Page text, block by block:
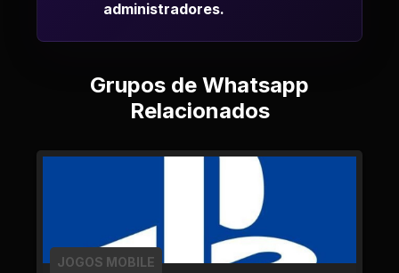
administradores.
Grupos de Whatsapp
Relacionados
JOGOS MOBILE